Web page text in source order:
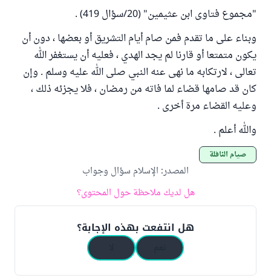
"مجموع فتاوى ابن عثيمين" (20/سؤال 419) .
وبناء على ما تقدم فمن صام أيام التشريق أو بعضها ، دون أن
يكون متمتعا أو قارنا لم يجد الهدي ، فعليه أن يستغفر الله
تعالى ، لارتكابه ما نهى عنه النبي صلى الله عليه وسلم . وإن
كان قد صامها قضاء لما فاته من رمضان ، فلا يجزئه ذلك ،
وعليه القضاء مرة أخرى .
والله أعلم .
صيام النافلة
المصدر: الإسلام سؤال وجواب
هل لديك ملاحظة حول المحتوى؟
هل انتفعت بهذه الإجابة؟